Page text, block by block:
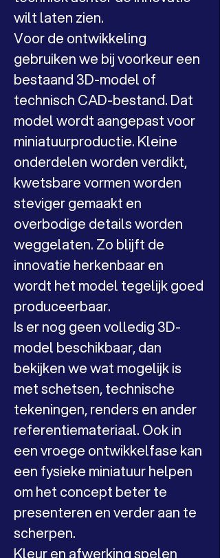
wilt laten zien.
Voor de ontwikkeling
gebruiken we bij voorkeur een
bestaand 3D-model of
technisch CAD-bestand. Dat
model wordt aangepast voor
miniatuurproductie. Kleine
onderdelen worden verdikt,
kwetsbare vormen worden
steviger gemaakt en
overbodige details worden
weggelaten. Zo blijft de
innovatie herkenbaar en
wordt het model tegelijk goed
produceerbaar.
Is er nog geen volledig 3D-
model beschikbaar, dan
bekijken we wat mogelijk is
met schetsen, technische
tekeningen, renders en ander
referentiemateriaal. Ook in
een vroege ontwikkelfase kan
een fysieke miniatuur helpen
om het concept beter te
presenteren en verder aan te
scherpen.
Kleur en afwerking spelen